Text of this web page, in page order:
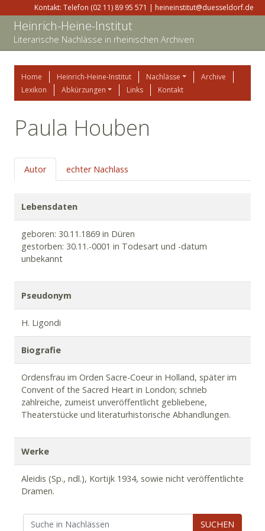
Kontakt: Telefon (02 11) 89 95 571 | heineinstitut@duesseldorf.de
Heinrich-Heine-Institut
Literarische Nachlässe in rheinischen Archiven
Home Heinrich-Heine-Institut Nachlässe
Archive
Lexikon
Abkürzungen Links Kontakt
Paula Houben
Autor echter Nachlass
Lebensdaten
geboren: 30.11.1869 in Düren
gestorben: 30.11.-0001 in Todesart und -datum
unbekannt
Pseudonym
H. Ligondi
Biografie
Ordensfrau im Orden Sacre-Coeur in Holland, später im
Convent of the Sacred Heart in London; schrieb
zahlreiche, zumeist unveröffentlicht gebliebene,
Theaterstücke und literaturhistorische Abhandlungen.
Werke
Aleidis (Sp., ndl.), Kortijk 1934, sowie nicht veröffentlichte
Dramen.
SUCHEN